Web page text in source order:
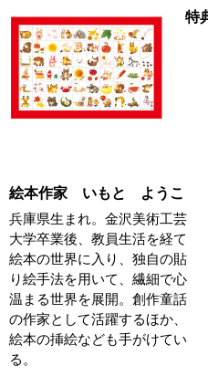
特
絵本作家 いもと ようこ
兵庫県生まれ。金沢美術工芸
大学卒業後、教員生活を経て
絵本の世界に入り、独自の貼
り絵手法を用いて、繊細で心
温まる世界を展開。創作童話
の作家として活躍するほか、
絵本の挿絵なども手がけてい
る。